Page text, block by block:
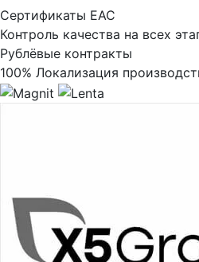
Сертификаты ЕАС
Контроль качества на всех
Рублёвые контракты
100% Локализация